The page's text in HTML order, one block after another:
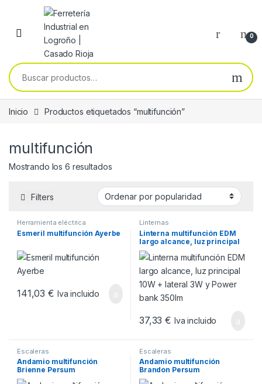
Skip to navigation
Skip to content
0
Buscar por:
Inicio Productos etiquetados “multifunción”
multifunción
Mostrando los 6 resultadosOrdenado por popularidad
Filters
Herramienta eléctrica
Esmeril multifunción Ayerbe
141,03€ Iva incluido
Linternas
Linterna multifunción EDM
largo alcance, luz principal
10W + lateral 3W y Power
bank 350lm
37,33€ Iva incluido
Escaleras
Andamio multifunción
Brienne Persum
Escaleras
Andamio multifunción
Brandon Persum